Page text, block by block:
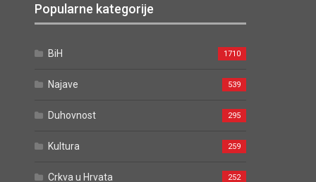
Popularne kategorije
BiH 1710
Najave 539
Duhovnost 295
Kultura 259
Crkva u Hrvata 252